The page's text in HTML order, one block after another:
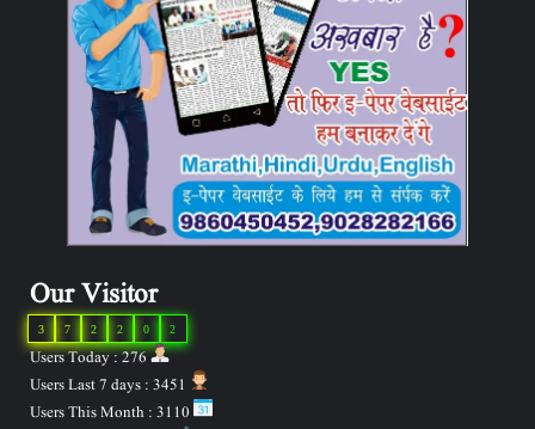
Our Visitor
2
0
2
2
7
3
Users Today : 276